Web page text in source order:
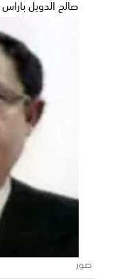
السفلى...
صالح الدويل باراس
صور